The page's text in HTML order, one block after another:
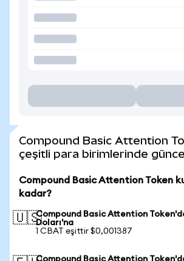
Compound Basic Attention
çeşitli para birimlerinde
Compound Basic Attention Token
kadar?
🇺🇸Compound Basic Attention
Doları'na
1 CBAT eşittir $0,001387
Compound Basic Attention